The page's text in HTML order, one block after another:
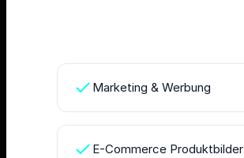
Marketing & Werbung
E-Commerce Produktbilder